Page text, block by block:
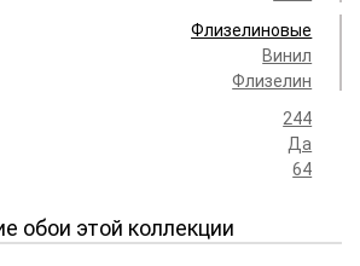
Флизелиновые
Винил
Флизелин
244
Да
64
обои этой коллекции